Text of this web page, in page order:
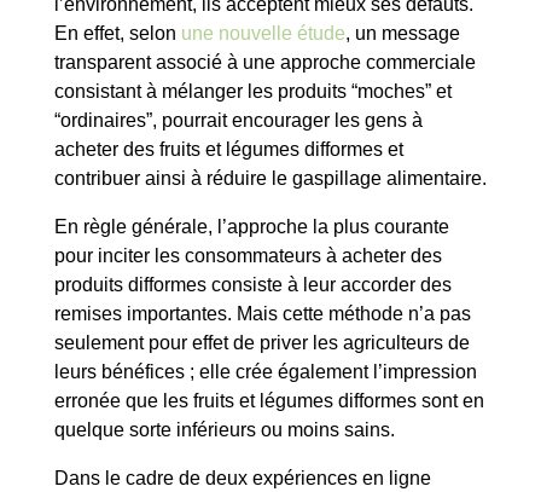
l’environnement, ils acceptent mieux ses défauts.
En effet, selon une nouvelle étude, un message
transparent associé à une approche commerciale
consistant à mélanger les produits “moches” et
“ordinaires”, pourrait encourager les gens à
acheter des fruits et légumes difformes et
contribuer ainsi à réduire le gaspillage alimentaire.
En règle générale, l’approche la plus courante
pour inciter les consommateurs à acheter des
produits difformes consiste à leur accorder des
remises importantes. Mais cette méthode n’a pas
seulement pour effet de priver les agriculteurs de
leurs bénéfices ; elle crée également l’impression
erronée que les fruits et légumes difformes sont en
quelque sorte inférieurs ou moins sains.
Dans le cadre de deux expériences en ligne